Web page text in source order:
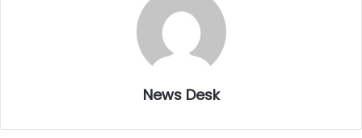
News Desk